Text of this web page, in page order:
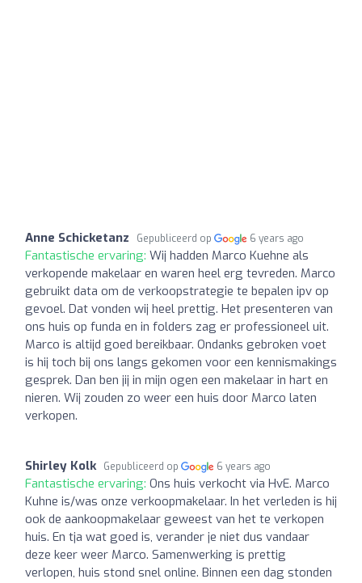
Anne Schicketanz Gepubliceerd op 6 years ago
Fantastische ervaring: Wij hadden Marco Kuehne als
verkopende makelaar en waren heel erg tevreden. Marco
gebruikt data om de verkoopstrategie te bepalen ipv op
gevoel. Dat vonden wij heel prettig. Het presenteren van
ons huis op funda en in folders zag er professioneel uit.
Marco is altijd goed bereikbaar. Ondanks gebroken voet
is hij toch bij ons langs gekomen voor een kennismakings
gesprek. Dan ben jij in mijn ogen een makelaar in hart en
nieren. Wij zouden zo weer een huis door Marco laten
verkopen.
Shirley Kolk Gepubliceerd op 6 years ago
Fantastische ervaring: Ons huis verkocht via HvE. Marco
Kuhne is/was onze verkoopmakelaar. In het verleden is hij
ook de aankoopmakelaar geweest van het te verkopen
huis. En tja wat goed is, verander je niet dus vandaar
deze keer weer Marco. Samenwerking is prettig
verlopen, huis stond snel online. Binnen een dag stonden